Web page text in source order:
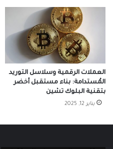
العملات الرقمية وسلاسل التوريد
المُستدامة: بناء مستقبل أخضر
بتقنية البلوك تشين
يناير 12, 2025